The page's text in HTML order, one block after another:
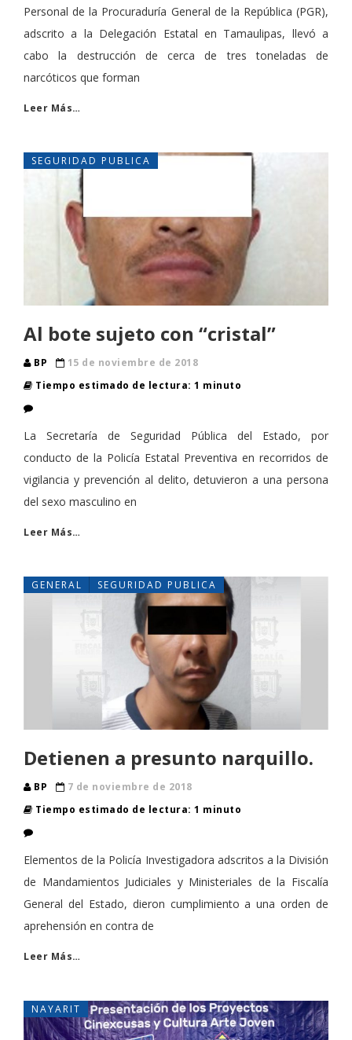
Personal de la Procuraduría General de la República (PGR),
adscrito a la Delegación Estatal en Tamaulipas, llevó a
cabo la destrucción de cerca de tres toneladas de
narcóticos que forman
Leer Más…
SEGURIDAD PUBLICA
Al bote sujeto con “cristal”
BP
15 de noviembre de 2018
Tiempo estimado de lectura: 1 minuto
La Secretaría de Seguridad Pública del Estado, por
conducto de la Policía Estatal Preventiva en recorridos de
vigilancia y prevención al delito, detuvieron a una persona
del sexo masculino en
Leer Más…
GENERAL SEGURIDAD PUBLICA
Detienen a presunto narquillo.
BP
7 de noviembre de 2018
Tiempo estimado de lectura: 1 minuto
Elementos de la Policía Investigadora adscritos a la División
de Mandamientos Judiciales y Ministeriales de la Fiscalía
General del Estado, dieron cumplimiento a una orden de
aprehensión en contra de
Leer Más…
NAYARIT